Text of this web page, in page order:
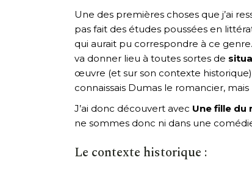
Une des premières choses que j’ai
pas fait des études poussées en
qui aurait pu correspondre à ce
va donner lieu à toutes sortes de
œuvre (et sur son contexte
connaissais Dumas le romancier,
J’ai donc découvert avec Une fille du
ne sommes donc ni dans une
Le contexte historique :